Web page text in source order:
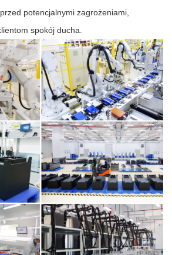
potencjalnymi zagrożeniami,
spokój ducha.